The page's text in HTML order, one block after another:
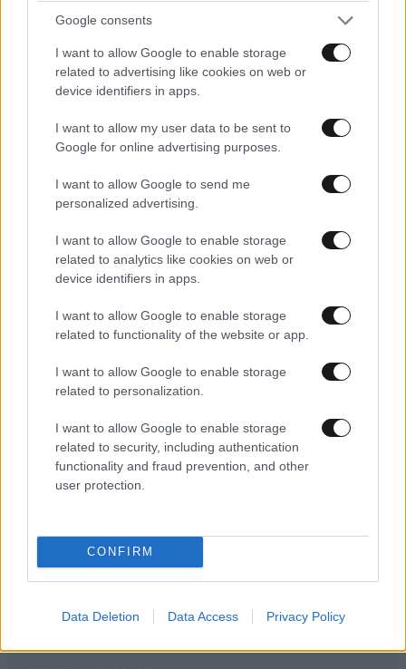
Google consents
I want to allow Google to enable storage
related to advertising like cookies on web or
device identifiers in apps.
I want to allow my user data to be sent to
Google for online advertising purposes.
I want to allow Google to send me
personalized advertising.
I want to allow Google to enable storage
related to analytics like cookies on web or
device identifiers in apps.
I want to allow Google to enable storage
related to functionality of the website or app.
I want to allow Google to enable storage
related to personalization.
I want to allow Google to enable storage
related to security, including authentication
functionality and fraud prevention, and other
user protection.
CONFIRM
Data Deletion Data Access Privacy Policy
ΣΧΌΛΙΑ ΑΝΑΓΝΩΣΤΏΝ
ΠΡΟΣΘΕΣΤΕ ΤΟ ΣΧΟΛΙΟ ΣΑΣ